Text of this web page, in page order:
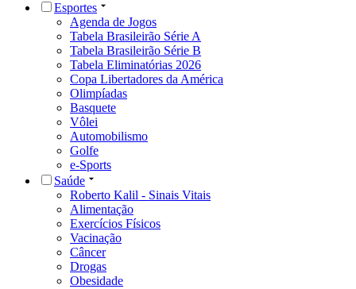
Esportes
Agenda de Jogos
Tabela Brasileirão Série A
Tabela Brasileirão Série B
Tabela Eliminatórias 2026
Copa Libertadores da América
Olimpíadas
Basquete
Vôlei
Automobilismo
Golfe
e-Sports
Saúde
Roberto Kalil - Sinais Vitais
Alimentação
Exercícios Físicos
Vacinação
Câncer
Drogas
Obesidade